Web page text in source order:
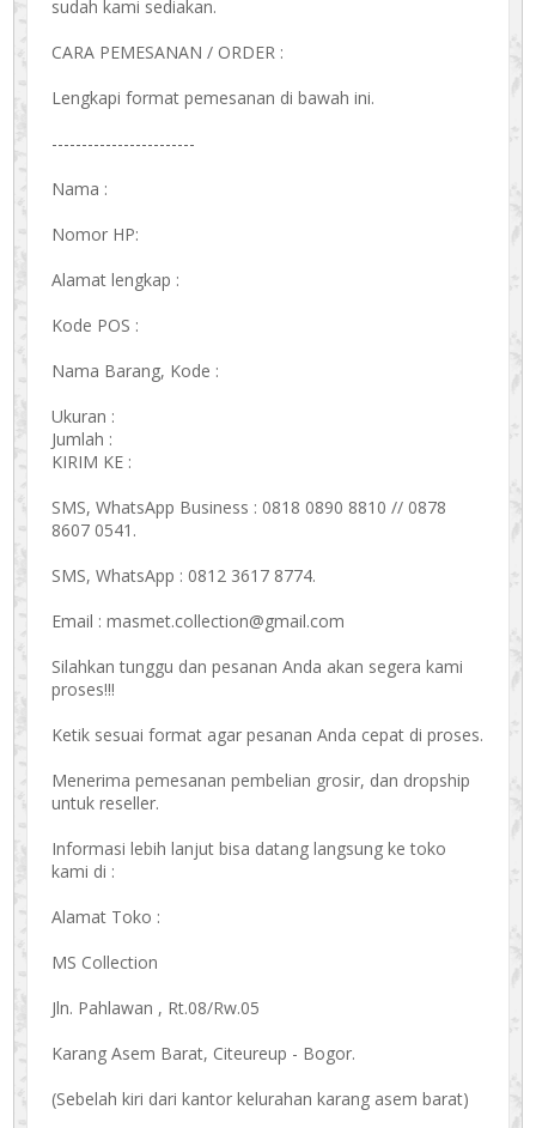
sudah kami sediakan.
CARA PEMESANAN / ORDER :
Lengkapi format pemesanan di bawah ini.
------------------------
Nama :
Nomor HP:
Alamat lengkap :
Kode POS :
Nama Barang, Kode :
Ukuran :
Jumlah :
KIRIM KE :
SMS, WhatsApp Business : 0818 0890 8810 // 0878
8607 0541.
SMS, WhatsApp : 0812 3617 8774.
Email : masmet.collection@gmail.com
Silahkan tunggu dan pesanan Anda akan segera kami
proses!!!
Ketik sesuai format agar pesanan Anda cepat di proses.
Menerima pemesanan pembelian grosir, dan dropship
untuk reseller.
Informasi lebih lanjut bisa datang langsung ke toko
kami di :
Alamat Toko :
MS Collection
Jln. Pahlawan , Rt.08/Rw.05
Karang Asem Barat, Citeureup - Bogor.
(Sebelah kiri dari kantor kelurahan karang asem barat)